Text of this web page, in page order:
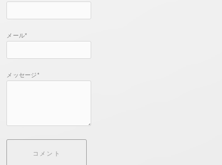
メール*
メッセージ*
コメント